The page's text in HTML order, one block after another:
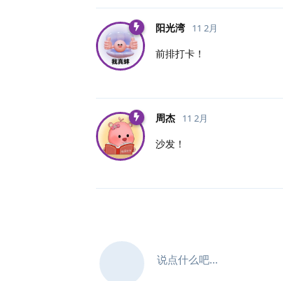
阳光湾 11 2月
前排打卡！
周杰 11 2月
沙发！
说点什么吧...